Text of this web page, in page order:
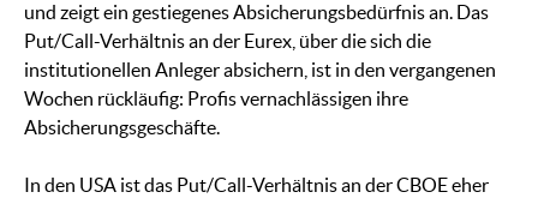
und zeigt ein gestiegenes Absicherungsbedürfnis an. Das
Put/Call-Verhältnis an der Eurex, über die sich die
institutionellen Anleger absichern, ist in den vergangenen
Wochen rückläufig: Profis vernachlässigen ihre
Absicherungsgeschäfte.
In den USA ist das Put/Call-Verhältnis an der CBOE eher